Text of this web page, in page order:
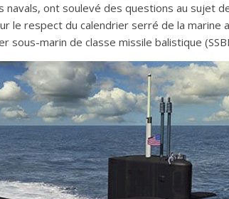
navals, ont soulevé des questions au sujet
le respect du calendrier serré de la marine
marin de classe missile balistique